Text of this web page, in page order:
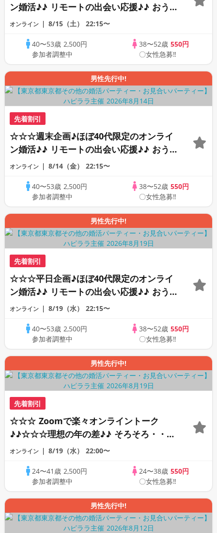
ン婚活♪♪ リモートの出会い応援♪♪ おう
ちで乾杯しませんか♪♪ ☆全国の方が対象
PARTY!!
オンライン 8/15（土） 22:15〜
40〜53歳 2,500円
参加者調整中
38〜52歳 550円
〇女性急募‼
男性先行中!
先着割引
☆☆☆週末企画♪ほぼ40代限定のオンライ
ン婚活♪♪ リモートの出会い応援♪♪ おう
ちで乾杯しませんか♪♪ ☆全国の方が対象
PARTY!!
オンライン 8/14（金） 22:15〜
40〜53歳 2,500円
参加者調整中
38〜52歳 550円
〇女性急募‼
男性先行中!
先着割引
☆☆☆平日企画♪ほぼ40代限定のオンライ
ン婚活♪♪ リモートの出会い応援♪♪ おう
ちで乾杯しませんか♪♪ ☆全国の方が対象
PARTY!!
オンライン 8/19（水） 22:15〜
40〜53歳 2,500円
参加者調整中
38〜52歳 550円
〇女性急募‼
男性先行中!
先着割引
☆☆☆ Zoomで楽々オンライントーク
♪♪☆☆☆理想の年の差♪♪ そろそろ・・・
素敵な恋人見つけたい♪ ♪☆カジュアルな
行あり♪♪
オンライン 8/19（水） 22:00〜
24〜41歳 2,500円
参加者調整中
24〜38歳 550円
〇女性急募‼
男性先行中!